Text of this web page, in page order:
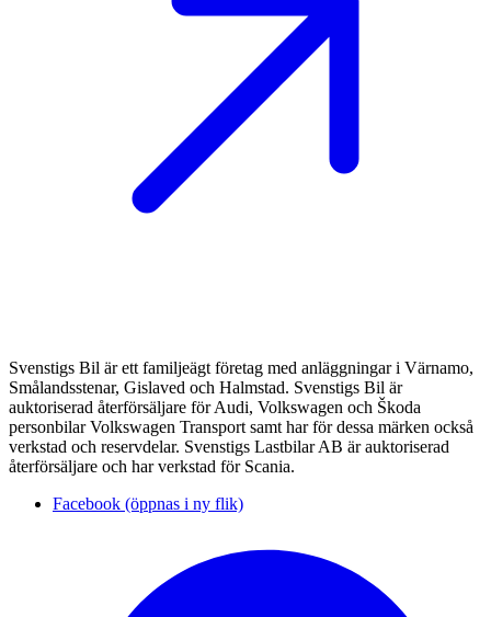
Svenstigs Bil är ett familjeägt företag med anläggningar i Värnamo,
Smålandsstenar, Gislaved och Halmstad. Svenstigs Bil är
auktoriserad återförsäljare för Audi, Volkswagen och Škoda
personbilar Volkswagen Transport samt har för dessa märken också
verkstad och reservdelar. Svenstigs Lastbilar AB är auktoriserad
återförsäljare och har verkstad för Scania.
Facebook (öppnas i ny flik)